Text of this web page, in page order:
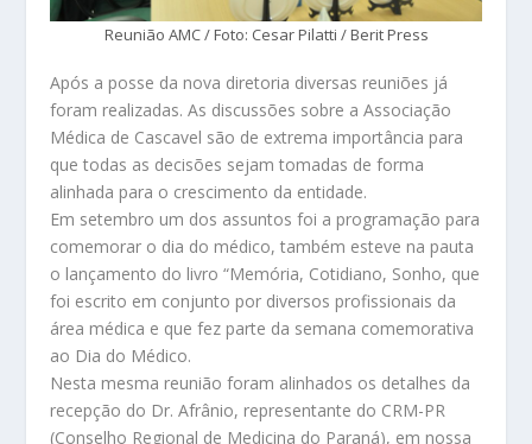
Reunião AMC / Foto: Cesar Pilatti / Berit Press
Após a posse da nova diretoria diversas reuniões já
foram realizadas. As discussões sobre a Associação
Médica de Cascavel são de extrema importância para
que todas as decisões sejam tomadas de forma
alinhada para o crescimento da entidade.
Em setembro um dos assuntos foi a programação para
comemorar o dia do médico, também esteve na pauta
o lançamento do livro “Memória, Cotidiano, Sonho, que
foi escrito em conjunto por diversos profissionais da
área médica e que fez parte da semana comemorativa
ao Dia do Médico.
Nesta mesma reunião foram alinhados os detalhes da
recepção do Dr. Afrânio, representante do CRM-PR
(Conselho Regional de Medicina do Paraná), em nossa